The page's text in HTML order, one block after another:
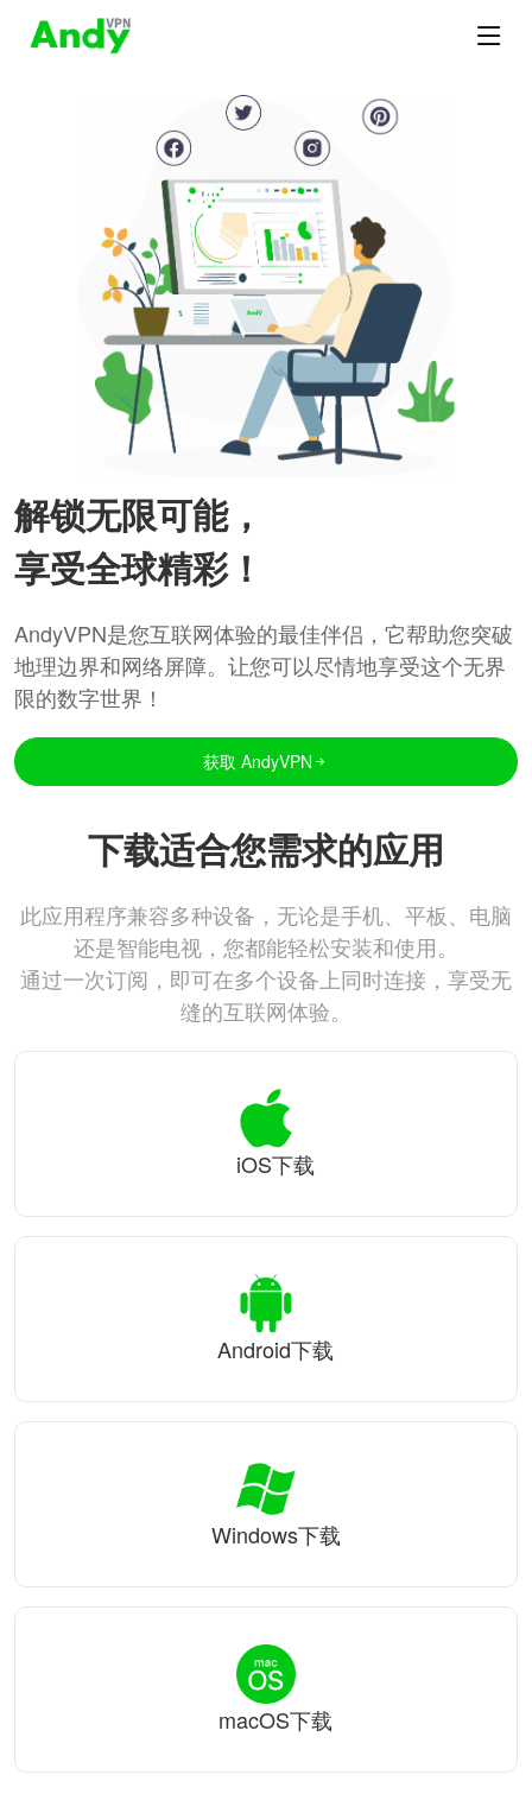
解锁无限可能，
享受全球精彩！
AndyVPN是您互联网体验的最佳伴侣，它帮助您突破
地理边界和网络屏障。让您可以尽情地享受这个无界
限的数字世界！
获取 AndyVPN
下载适合您需求的应用
此应用程序兼容多种设备，无论是手机、平板、电脑
还是智能电视，您都能轻松安装和使用。
通过一次订阅，即可在多个设备上同时连接，享受无
缝的互联网体验。
iOS下载
Android下载
Windows下载
macOS下载